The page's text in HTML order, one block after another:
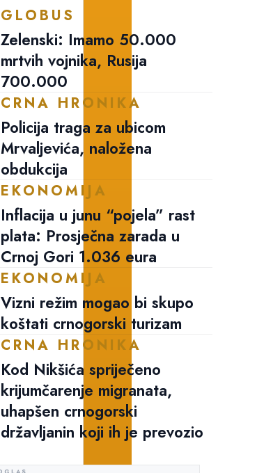
GLOBUS
Zelenski: Imamo 50.000
mrtvih vojnika, Rusija
700.000
CRNA HRONIKA
Policija traga za ubicom
Mrvaljevića, naložena
obdukcija
EKONOMIJA
Inflacija u junu “pojela” rast
plata: Prosječna zarada u
Crnoj Gori 1.036 eura
EKONOMIJA
Vizni režim mogao bi skupo
koštati crnogorski turizam
CRNA HRONIKA
Kod Nikšića spriječeno
krijumčarenje migranata,
uhapšen crnogorski
državljanin koji ih je prevozio